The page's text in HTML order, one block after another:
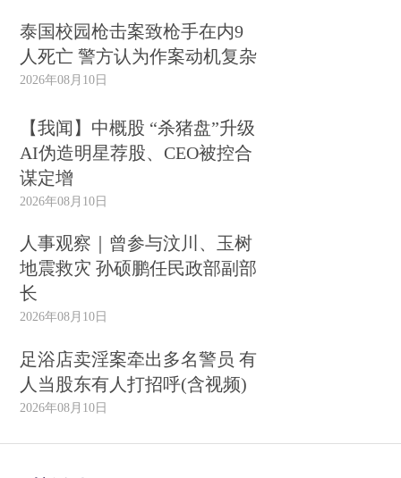
泰国校园枪击案致枪手在内9
人死亡 警方认为作案动机复杂
2026年08月10日
【我闻】中概股 “杀猪盘”升级
AI伪造明星荐股、CEO被控合
谋定增
2026年08月10日
人事观察｜曾参与汶川、玉树
地震救灾 孙硕鹏任民政部副部
长
2026年08月10日
足浴店卖淫案牵出多名警员 有
人当股东有人打招呼(含视频)
2026年08月10日